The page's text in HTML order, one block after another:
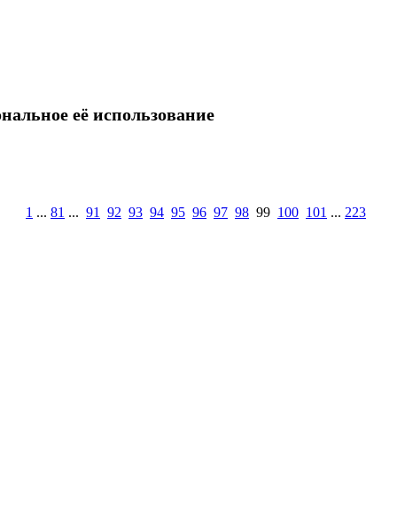
её использование
1 ... 81 ... 91 92 93 94 95 96 97 98 99 100 101 ... 223